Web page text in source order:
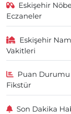
Eskişehir
Eczaneler
Eskişehir
Vakitleri
Puan Durumu
Fikstür
Son Dakika